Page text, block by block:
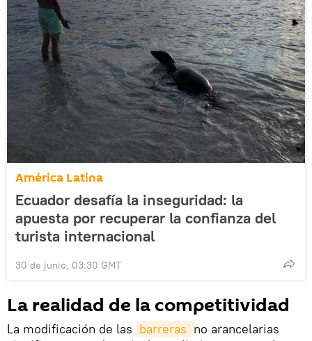
América Latina
Ecuador desafía la inseguridad: la
apuesta por recuperar la confianza del
turista internacional
30 de junio, 03:30 GMT
La realidad de la competitividad
La modificación de las barreras no arancelarias